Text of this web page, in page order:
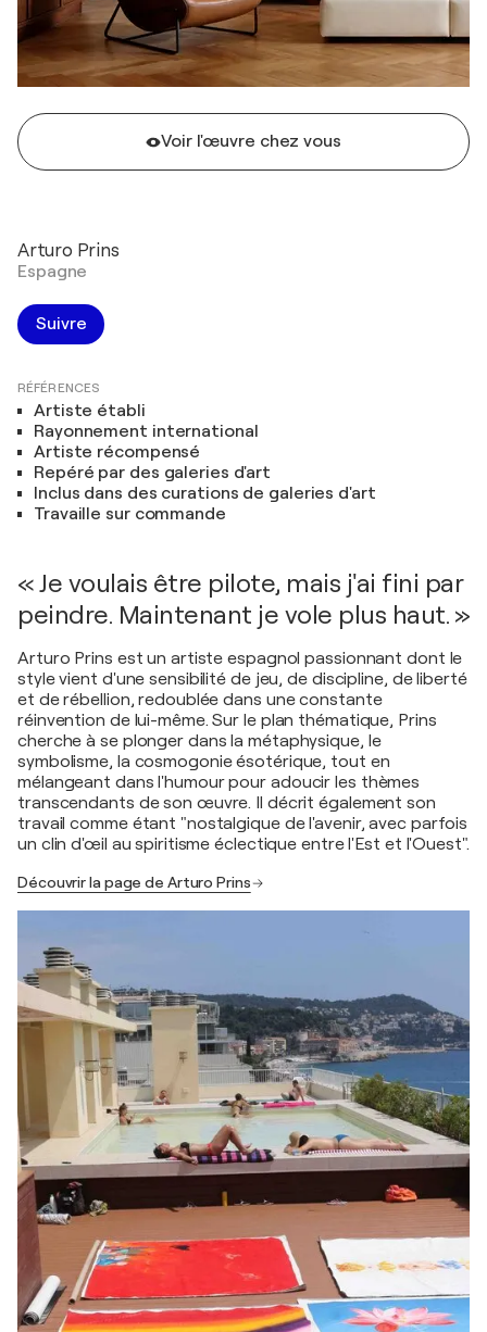
Voir l'œuvre chez vous
Arturo Prins
Espagne
Suivre
RÉFÉRENCES
Artiste établi
Rayonnement international
Artiste récompensé
Repéré par des galeries d'art
Inclus dans des curations de galeries d'art
Travaille sur commande
« Je voulais être pilote, mais j'ai fini par
peindre. Maintenant je vole plus haut. »
Arturo Prins est un artiste espagnol passionnant dont le
style vient d'une sensibilité de jeu, de discipline, de liberté
et de rébellion, redoublée dans une constante
réinvention de lui-même. Sur le plan thématique, Prins
cherche à se plonger dans la métaphysique, le
symbolisme, la cosmogonie ésotérique, tout en
mélangeant dans l'humour pour adoucir les thèmes
transcendants de son œuvre. Il décrit également son
travail comme étant "nostalgique de l'avenir, avec parfois
un clin d'œil au spiritisme éclectique entre l'Est et l'Ouest".
Découvrir la page de Arturo Prins